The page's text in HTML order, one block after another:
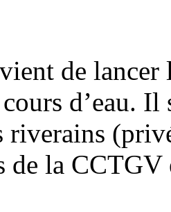
de
d’eau.
riverains
de la CCTGV